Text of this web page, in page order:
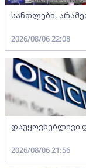
სანთლები,
2026/08/06 22:08
დაუყოვნებლივი
2026/08/06 21:56